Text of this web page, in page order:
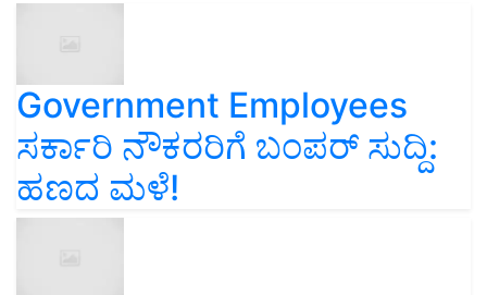
Government Employees
ಸರ್ಕಾರಿ ನೌಕರರಿಗೆ ಬಂಪರ್‌ ಸುದ್ದಿ:
ಹಣದ ಮಳೆ!